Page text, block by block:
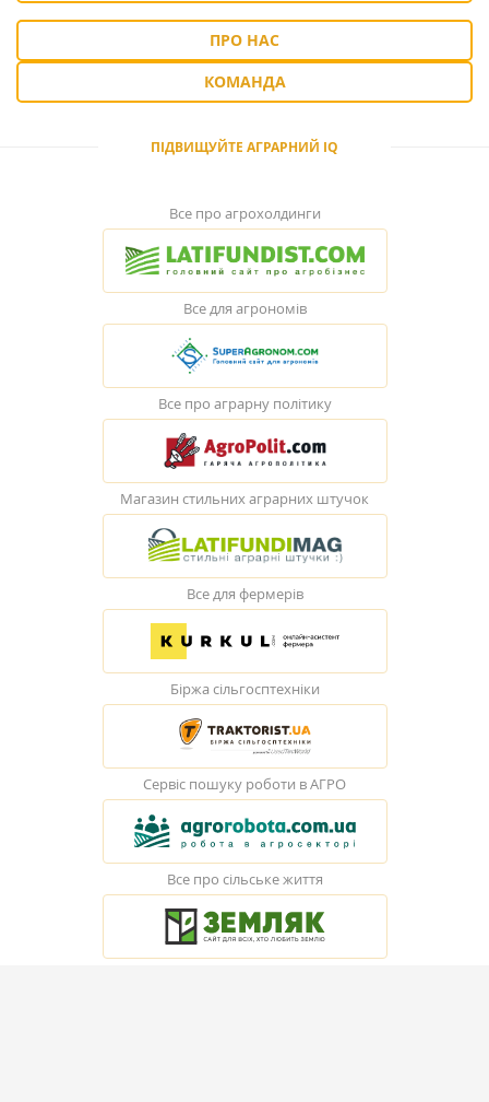
ПРО НАС
КОМАНДА
ПІДВИЩУЙТЕ АГРАРНИЙ IQ
Все про агрохолдинги
Все для агрономів
Все про аграрну політику
Магазин стильних аграрних штучок
Все для фермерів
Біржа сільгосптехніки
Сервіс пошуку роботи в АГРО
Все про сільське життя